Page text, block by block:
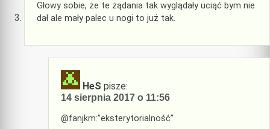
Głowy sobie, że te żądania tak wyglądały uciąć bym nie
dał ale mały palec u nogi to już tak.
HeS pisze:
14 sierpnia 2017 o 11:56
@fanjkm:”eksterytorialność”